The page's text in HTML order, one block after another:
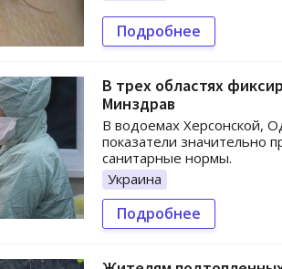
Подробнее
В трех областях
Минздрав
В водоемах Херсонской,
показатели значительно
санитарные нормы.
Украина
Подробнее